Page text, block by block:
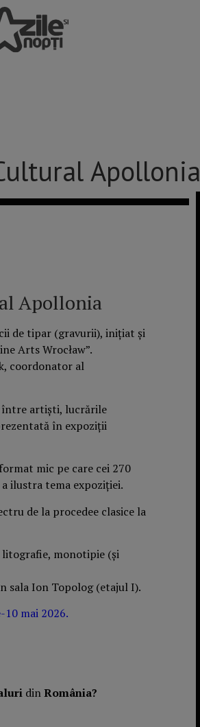
Apollonia
Apollonia
de tipar (gravurii), inițiat și
Arts Wrocław”.
coordonator al
între artiști, lucrările
în expoziții
mic pe care cei 270
ilustra tema expoziției.
de la procedee clasice la
litografie, monotipie (și
sala Ion Topolog (etajul I).
10 mai 2026.
dinRomânia?